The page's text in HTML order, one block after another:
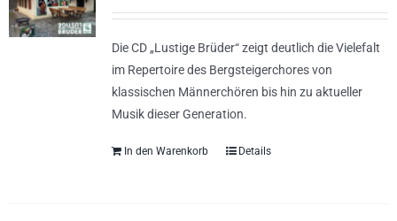
Die CD „Lustige Brüder“ zeigt deutlich die Vielefalt
im Repertoire des Bergsteigerchores von
klassischen Männerchören bis hin zu aktueller
Musik dieser Generation.
In den Warenkorb Details